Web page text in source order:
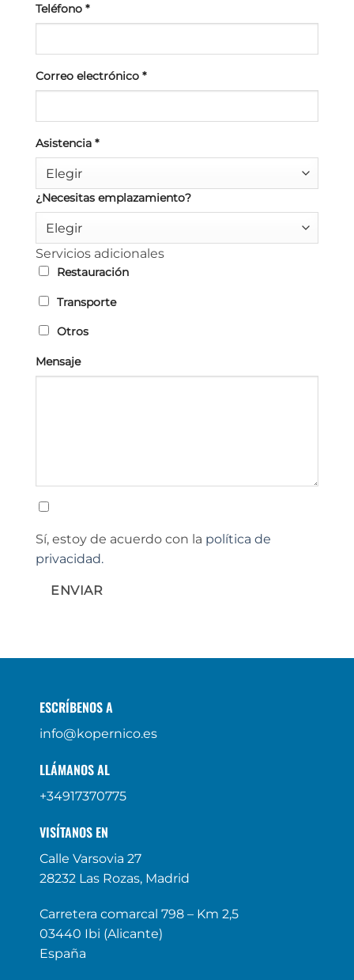
Teléfono *
Correo electrónico *
Asistencia *
Elegir
¿Necesitas emplazamiento?
Elegir
Servicios adicionales
Restauración
Transporte
Otros
Mensaje
Sí, estoy de acuerdo con la política de
privacidad.
ENVIAR
ESCRÍBENOS A
info@kopernico.es
LLÁMANOS AL
+34917370775
VISÍTANOS EN
Calle Varsovia 27
28232 Las Rozas, Madrid
Carretera comarcal 798 – Km 2,5
03440 Ibi (Alicante)
España